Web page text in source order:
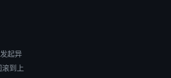
起异
到上